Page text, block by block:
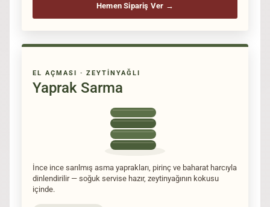
Hemen Sipariş Ver →
EL AÇMASI · ZEYTINYAĞLI
Yaprak Sarma
İnce ince sarılmış asma yaprakları, pirinç ve baharat harcıyla
dinlendirilir — soğuk servise hazır, zeytinyağının kokusu
içinde.